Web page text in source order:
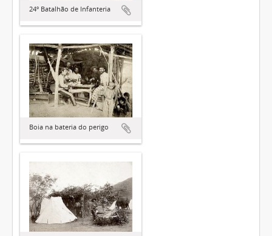
24º Batalhão de Infanteria
Boia na bateria do perigo